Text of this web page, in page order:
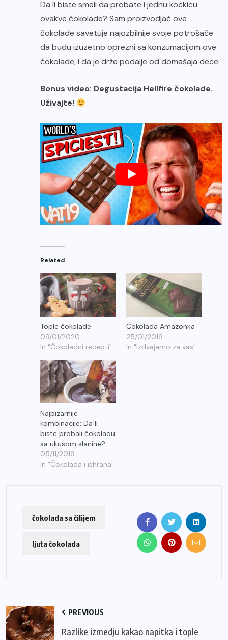
Da li biste smeli da probate i jednu kockicu
ovakve čokolade? Sam proizvodjač ove
čokolade savetuje najozbilnije svoje potrošače
da budu izuzetno oprezni sa konzumacijom ove
čokolade, i da je drže podalje od domašaja dece.
Bonus video: Degustacija Hellfire čokolade.
Uživajte!
Related
Tople čokolade
09/01/2020
In "Čokoladni recepti"
Čokolada Amazonka
25/01/2019
In "Izdvajamo za vas"
Najbizarnije
kombinacije: Da li
biste probali čokoladu
sa ukusom slanine?
05/11/2019
In "Čokolada i ishrana"
čokolada sa čilijem
ljuta čokolada
PREVIOUS
Razlike izmedju kakao napitka i tople